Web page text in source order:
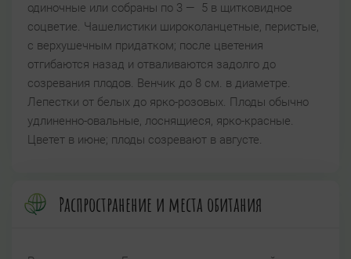
одиночные или собраны по 3 — 5 в щитковидное
соцветие. Чашелистики широколанцетные, перистые,
с верхушечным придатком; после цветения
отгибаются назад и отваливаются задолго до
созревания плодов. Венчик до 8 см. в диаметре.
Лепестки от белых до ярко-розовых. Плоды обычно
удлиненно-овальные, лоснящиеся, ярко-красные.
Цветет в июне; плоды созревают в августе.
Распространение и места обитания